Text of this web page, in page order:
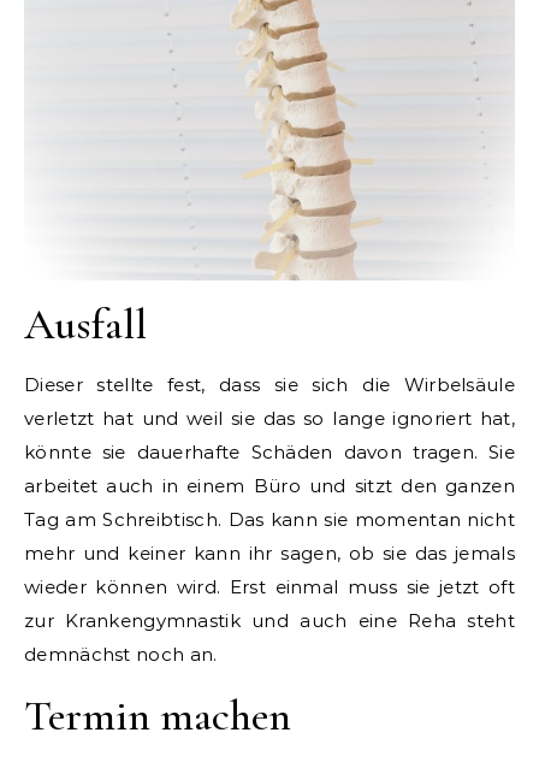
Ausfall
Dieser stellte fest, dass sie sich die Wirbelsäule
verletzt hat und weil sie das so lange ignoriert hat,
könnte sie dauerhafte Schäden davon tragen. Sie
arbeitet auch in einem Büro und sitzt den ganzen
Tag am Schreibtisch. Das kann sie momentan nicht
mehr und keiner kann ihr sagen, ob sie das jemals
wieder können wird. Erst einmal muss sie jetzt oft
zur Krankengymnastik und auch eine Reha steht
demnächst noch an.
Termin machen